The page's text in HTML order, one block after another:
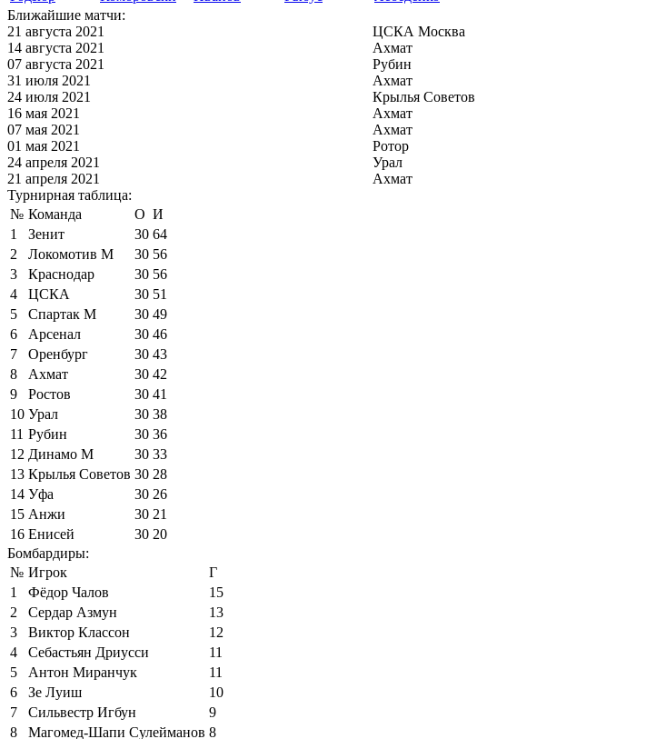
Ближайшие матчи:
21 августа 2021
ЦСКА Москва
14 августа 2021
Ахмат
07 августа 2021
Рубин
31 июля 2021
Ахмат
24 июля 2021
Крылья Советов
16 мая 2021
Ахмат
07 мая 2021
Ахмат
01 мая 2021
Ротор
24 апреля 2021
Урал
21 апреля 2021
Ахмат
Турнирная таблица:
№ Команда О И
1
Зенит 30 64
2
Локомотив М 30 56
3
Краснодар 30 56
4
ЦСКА 30 51
5
Спартак М 30 49
6
Арсенал 30 46
7
Оренбург 30 43
8
Ахмат 30 42
9
Ростов 30 41
10 Урал 30 38
11 Рубин 30 36
12 Динамо М 30 33
13 Крылья Советов 30 28
14 Уфа 30 26
15 Анжи 30 21
16 Енисей 30 20
Бомбардиры:
№ Игрок
Г
1
Фёдор Чалов
15
2
Сердар Азмун
13
3
Виктор Классон
12
4
Себастьян Дриусси
11
5
Антон Миранчук
11
6
Зе Луиш
10
7
Сильвестр Игбун
9
8
Магомед-Шапи Сулейманов 8